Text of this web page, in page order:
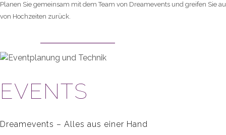
Planen Sie gemeinsam mit dem Team von Dreamevents und greifen Sie
von Hochzeiten zurück.
EVENTS
Dreamevents – Alles aus einer Hand